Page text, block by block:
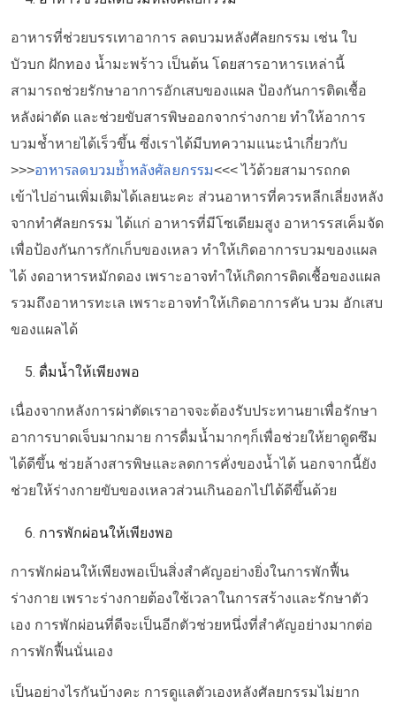
อาหารที่ช่วยบรรเทาอาการ ลดบวมหลังศัลยกรรม เช่น ใบ
บัวบก ฝักทอง น้ำมะพร้าว เป็นต้น โดยสารอาหารเหล่านี้
สามารถช่วยรักษาอาการอักเสบของแผล ป้องกันการติดเชื้อ
หลังผ่าตัด และช่วยขับสารพิษออกจากร่างกาย ทำให้อาการ
บวมช้ำหายได้เร็วขึ้น ซึ่งเราได้มีบทความแนะนำเกี่ยวกับ
>>>อาหารลดบวมช้ำหลังศัลยกรรม<<< ไว้ด้วยสามารถกด
เข้าไปอ่านเพิ่มเติมได้เลยนะคะ ส่วนอาหารที่ควรหลีกเลี่ยงหลัง
จากทำศัลยกรรม ได้แก่ อาหารที่มีโซเดียมสูง อาหารรสเค็มจัด
เพื่อป้องกันการกักเก็บของเหลว ทำให้เกิดอาการบวมของแผล
ได้ งดอาหารหมักดอง เพราะอาจทำให้เกิดการติดเชื้อของแผล
รวมถึงอาหารทะเล เพราะอาจทำให้เกิดอาการคัน บวม อักเสบ
ของแผลได้
ดื่มน้ำให้เพียงพอ
เนื่องจากหลังการผ่าตัดเราอาจจะต้องรับประทานยาเพื่อรักษา
อาการบาดเจ็บมากมาย การดื่มน้ำมากๆก็เพื่อช่วยให้ยาดูดซึม
ได้ดีขึ้น ช่วยล้างสารพิษและลดการคั่งของน้ำได้ นอกจากนี้ยัง
ช่วยให้ร่างกายขับของเหลวส่วนเกินออกไปได้ดีขึ้นด้วย
การพักผ่อนให้เพียงพอ
การพักผ่อนให้เพียงพอเป็นสิ่งสำคัญอย่างยิ่งในการพักฟื้น
ร่างกาย เพราะร่างกายต้องใช้เวลาในการสร้างและรักษาตัว
เอง การพักผ่อนที่ดีจะเป็นอีกตัวช่วยหนึ่งที่สำคัญอย่างมากต่อ
การพักฟื้นนั่นเอง
เป็นอย่างไรกันบ้างคะ การดูแลตัวเองหลังศัลยกรรมไม่ยาก